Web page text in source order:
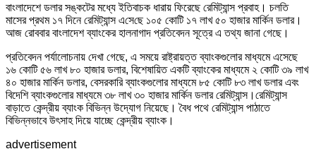
বাংলাদেশে ডলার সঙ্কটের মধ্যে ইতিবাচক ধারায় ফিরেছে রেমিট্যান্স প্রবাহ। চলতি
মাসের প্রথম ১৭ দিনে রেমিট্যান্স এ‌সে‌ছে ১০৫ কোটি ১৭ লাখ ৫০ হাজার মার্কিন ডলার।
আজ রোববার বাংলাদেশ ব্যাংকের হালনাগাদ প্রতিবেদন সূত্রে এ তথ্য জানা গেছে।
প্রতিবেদন পর্যালোচনায় দেখা গেছে, এ সময়ে রাষ্ট্রায়ত্ত ব্যাংকগুলোর মাধ্যমে এসেছে
১৬ কোটি ৫৬ লাখ ৮০ হাজার ডলার, বিশেষায়িত একটি ব্যাংকের মাধ্যমে ২ কোটি ৩৯ লাখ
৪০ হাজার মার্কিন ডলার, বেসরকারি ব্যাংকগুলোর মাধ্যমে ৮৫ কোটি ৮৩ লাখ ডলার এবং
বিদেশি ব্যাংকগুলোর মাধ্যমে ৩৮ লাখ ৩০ হাজার মার্কিন ডলার রেমিট্যান্স।রেমিট্যান্স
বাড়াতে কেন্দ্রীয় ব্যাংক বিভিন্ন উদ্যোগ নিয়েছে। বৈধ পথে রেমিট্যান্স পাঠাতে
বিভিন্নভাবে উৎসাহ দিয়ে যাচ্ছে কেন্দ্রীয় ব্যাংক।
advertisement